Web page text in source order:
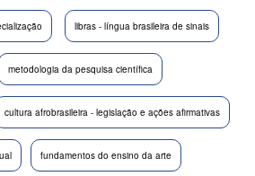
libras - língua brasileira de sinais
metodologia da pesquisa científica
cultura afrobrasileira - legislação e ações afirmativas
fundamentos do ensino da arte